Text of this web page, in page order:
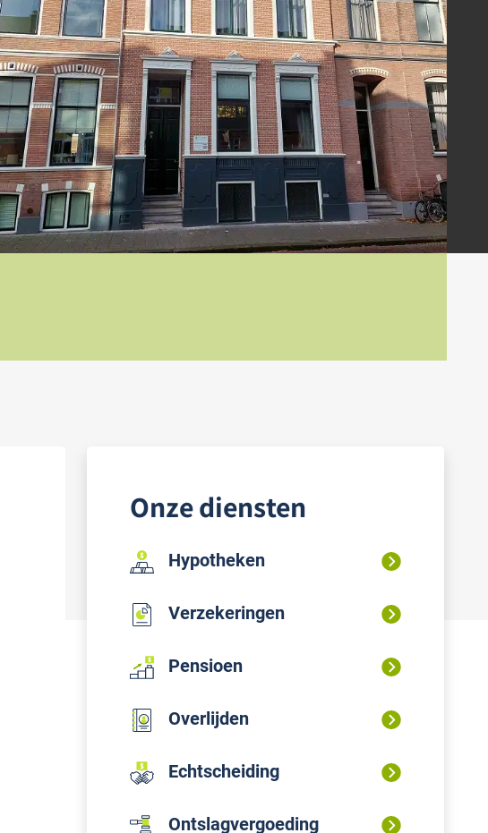
Onze diensten
Hypotheken
Verzekeringen
Pensioen
Overlijden
Echtscheiding
Ontslagvergoeding